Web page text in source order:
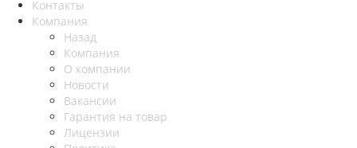
Контакты
Компания
Назад
Компания
О компании
Новости
Вакансии
Гарантия на товар
Лицензии